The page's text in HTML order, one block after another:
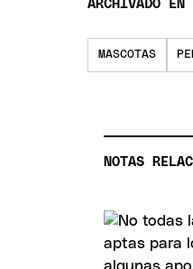
ARCHIVADO EN
MASCOTAS
NOTAS